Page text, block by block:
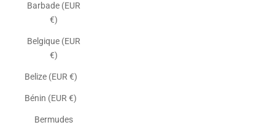
Barbade (EUR
€)
Belgique (EUR
€)
Belize (EUR €)
Bénin (EUR €)
Bermudes